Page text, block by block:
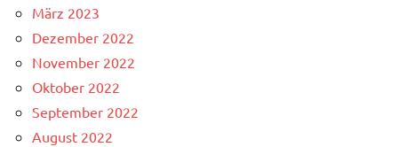
März 2023
Dezember 2022
November 2022
Oktober 2022
September 2022
August 2022